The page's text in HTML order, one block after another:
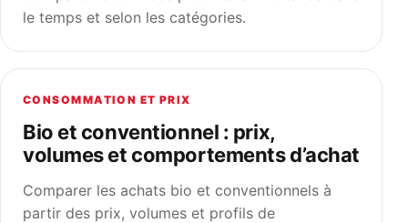
le temps et selon les catégories.
CONSOMMATION ET PRIX
Bio et conventionnel : prix,
volumes et comportements d’achat
Comparer les achats bio et conventionnels à
partir des prix, volumes et profils de